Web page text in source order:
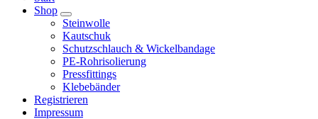
Shop
Steinwolle
Kautschuk
Schutzschlauch & Wickelbandage
PE-Rohrisolierung
Pressfittings
Klebebänder
Registrieren
Impressum